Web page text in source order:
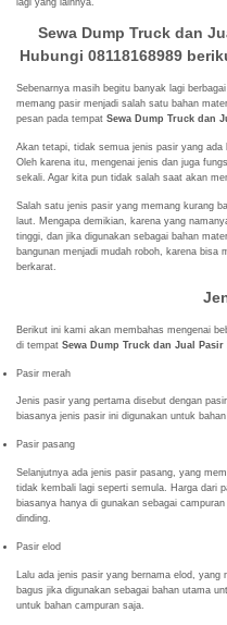
Sewa Dump Truck dan
Hubungi 08118168989
Sebenarnya masih begitu banyak lagi
memang pasir menjadi salah satu bahan
pesan pada tempat Sewa Dump Truck dan
Akan tetapi, tidak semua jenis pasir yang ada
Oleh karena itu, mengenai jenis dan juga
sekali. Agar kita pun tidak salah saat akan
Salah satu jenis pasir yang memang kurang
laut. Mengapa demikian, karena yang
tinggi, dan jika digunakan sebagai bahan
bangunan menjadi mudah roboh, karena bisa
berkarat.
Berikut ini kami akan membahas mengenai
di tempat Sewa Dump Truck dan Jual
Pasir merah
Jenis pasir yang pertama disebut dengan
biasanya jenis pasir ini digunakan untuk bahan
Pasir pasang
Selanjutnya ada jenis pasir pasang, yang
tidak kembali lagi seperti semula. Harga dari
biasanya hanya di gunakan sebagai
dinding.
Pasir elod
Lalu ada jenis pasir yang bernama elod,
bagus jika digunakan sebagai bahan utama
untuk bahan campuran saja.